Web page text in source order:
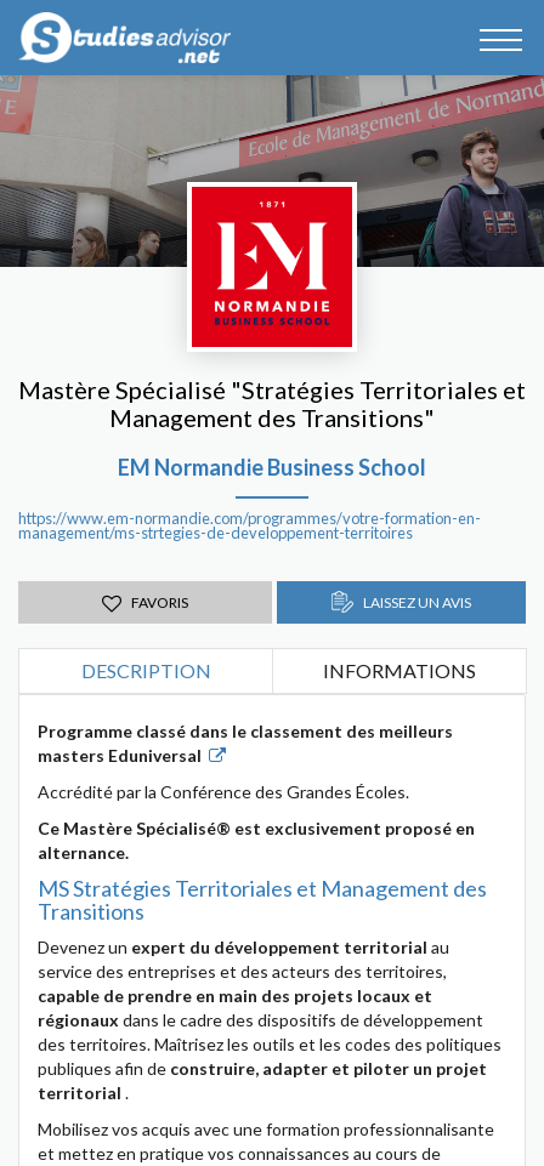
Mastère Spécialisé "Stratégies Territoriales et
Management des Transitions"
EM Normandie Business School
https://www.em-normandie.com/programmes/votre-formation-en-
management/ms-strtegies-de-developpement-territoires
FAVORIS LAISSEZ UN AVIS
DESCRIPTION INFORMATIONS
Programme classé dans le classement des meilleurs
masters Eduniversal
Accrédité par la Conférence des Grandes Écoles.
Ce Mastère Spécialisé® est exclusivement proposé en
alternance.
MS Stratégies Territoriales et Management des
Transitions
Devenez un expert du développement territorial au
service des entreprises et des acteurs des territoires,
capable de prendre en main des projets locaux et
régionaux dans le cadre des dispositifs de développement
des territoires. Maîtrisez les outils et les codes des politiques
publiques afin de construire, adapter et piloter un projet
territorial .
Mobilisez vos acquis avec une formation professionnalisante
et mettez en pratique vos connaissances au cours de